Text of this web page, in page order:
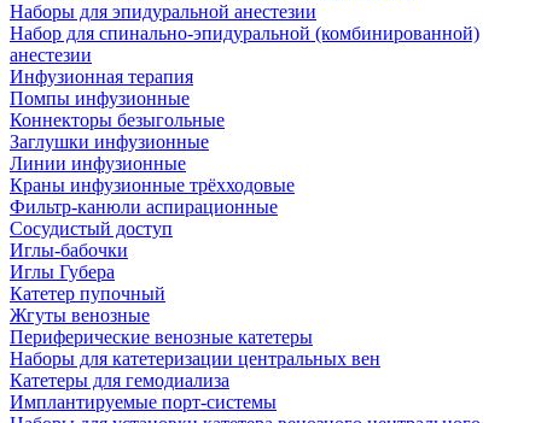
Наборы для эпидуральной анестезии
Набор для спинально-эпидуральной (комбинированной)
анестезии
Инфузионная терапия
Помпы инфузионные
Коннекторы безыгольные
Заглушки инфузионные
Линии инфузионные
Краны инфузионные трёхходовые
Фильтр-канюли аспирационные
Сосудистый доступ
Иглы-бабочки
Иглы Губера
Катетер пупочный
Жгуты венозные
Периферические венозные катетеры
Наборы для катетеризации центральных вен
Катетеры для гемодиализа
Имплантируемые порт‑системы